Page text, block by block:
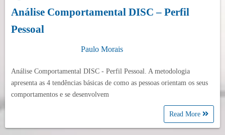
Análise Comportamental DISC – Perfil
Pessoal
Paulo Morais
Análise Comportamental DISC - Perfil Pessoal. A metodologia
apresenta as 4 tendências básicas de como as pessoas orientam os seus
comportamentos e se desenvolvem
Read More